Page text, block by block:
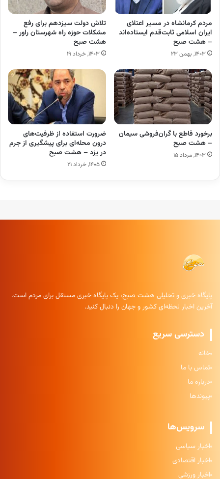
مردم کرمانشاه در مسیر اعتلای
ایران اسلامی ثابت‌قدم ایستاده‌اند
– هشت صبح
۱۴۰۳, بهمن ۲۳
تلاش دولت سیزدهم برای رفع
مشکلات حوزه راه شهرستان راور –
هشت صبح
۱۴۰۳, خرداد ۱۹
برخورد قاطع با گران‌فروشی سیمان
– هشت صبح
۱۴۰۳, مرداد ۱۵
ضرورت استفاده از ظرفیت‌های
درون محله‌ای برای پیشگیری از جرم
در یزد – هشت صبح
۱۴۰۵, خرداد ۲۱
پایگاه خبری و تحلیلی هشت صبح، یک پایگاه خبری مستقل برای مردم است.
آخرین اخبار لحظه‌ای کشور و جهان را دنبال کنید.
دسترسی سریع
خانه
تماس با ما
درباره ما
پیوندها
سرویس‌ها
اخبار سیاسی
اخبار اقتصادی
اخبار ورزشی